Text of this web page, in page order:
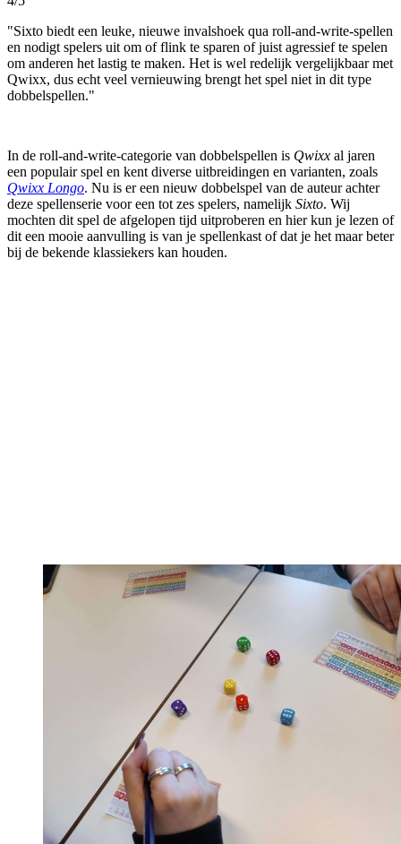
"Sixto biedt een leuke, nieuwe invalshoek qua roll-and-write-spellen
en nodigt spelers uit om of flink te sparen of juist agressief te spelen
om anderen het lastig te maken. Het is wel redelijk vergelijkbaar met
Qwixx, dus echt veel vernieuwing brengt het spel niet in dit type
dobbelspellen."
In de roll-and-write-categorie van dobbelspellen is Qwixx al jaren
een populair spel en kent diverse uitbreidingen en varianten, zoals
Qwixx Longo. Nu is er een nieuw dobbelspel van de auteur achter
deze spellenserie voor een tot zes spelers, namelijk Sixto. Wij
mochten dit spel de afgelopen tijd uitproberen en hier kun je lezen of
dit een mooie aanvulling is van je spellenkast of dat je het maar beter
bij de bekende klassiekers kan houden.